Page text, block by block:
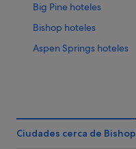
Big Pine hoteles
Bishop hoteles
Aspen Springs hoteles
Ciudades cerca de Bishop